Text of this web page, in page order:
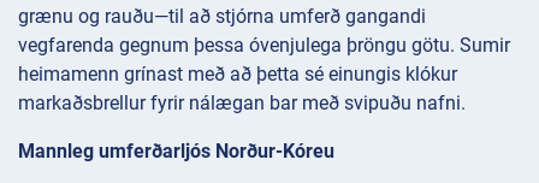
grænu og rauðu—til að stjórna umferð gangandi
vegfarenda gegnum þessa óvenjulega þröngu götu. Sumir
heimamenn grínast með að þetta sé einungis klókur
markaðsbrellur fyrir nálægan bar með svipuðu nafni.
Mannleg umferðarljós Norður-Kóreu